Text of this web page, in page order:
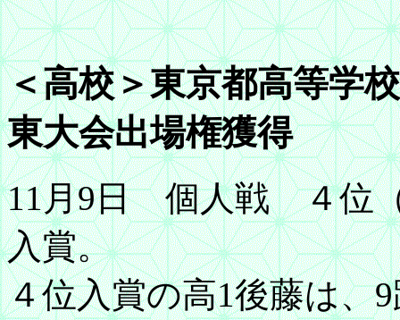
＜高校＞東京都高等学
東大会出場権獲得
11月9日 個人戦 ４位（
入賞。
４位入賞の高1後藤は、